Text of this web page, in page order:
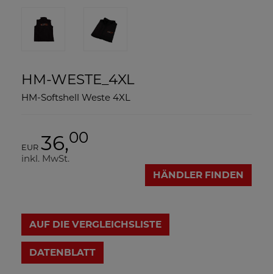
HM-WESTE_4XL
HM-Softshell Weste 4XL
EUR 36,00
inkl. MwSt.
HÄNDLER FINDEN
AUF DIE VERGLEICHSLISTE
DATENBLATT